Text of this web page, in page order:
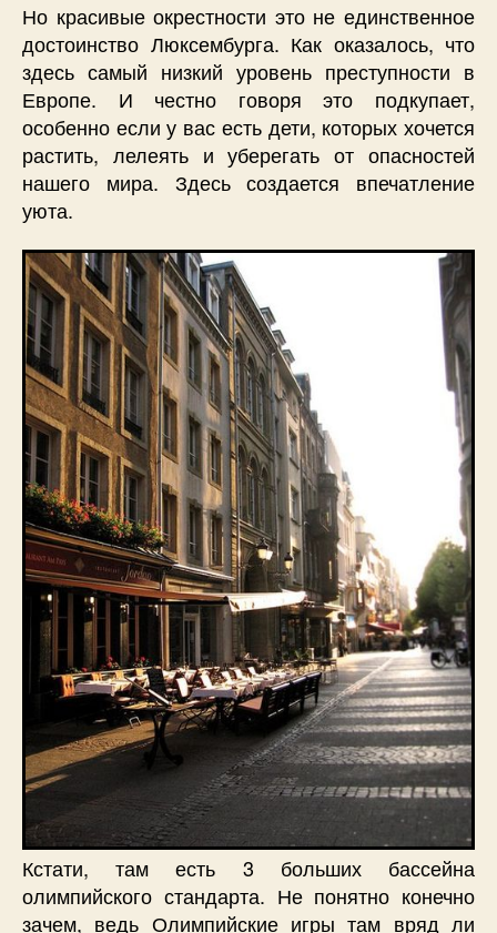
Но красивые окрестности это не единственное
достоинство Люксембурга. Как оказалось, что
здесь самый низкий уровень преступности в
Европе. И честно говоря это подкупает,
особенно если у вас есть дети, которых хочется
растить, лелеять и уберегать от опасностей
нашего мира. Здесь создается впечатление
уюта.
Кстати, там есть 3 больших бассейна
олимпийского стандарта. Не понятно конечно
зачем, ведь Олимпийские игры там вряд ли